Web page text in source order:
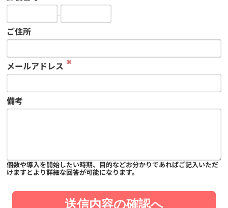
-
ご住所
メールアドレス ※
備考
個数や導入を開始したい時期、目的などお分かりであればご記入いただ
けますとより詳細な回答が可能になります。
送信内容の確認へ